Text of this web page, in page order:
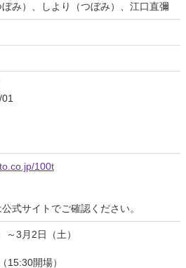
み）、しより（つぼみ）、江口直彌
100t
式サイトでご確認ください。
3月2日（土）
15:30開場）